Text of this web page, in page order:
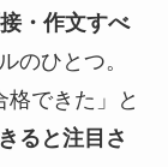
・作文すべ
のひとつ。
できた」と
ると注目さ